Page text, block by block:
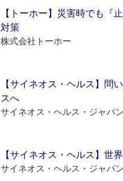
【トーホー】災害時でも
対策
株式会社トーホー
【サイネオス・ヘルス】問
スへ
サイネオス・ヘルス・ジャパ
【サイネオス・ヘルス】世
サイネオス・ヘルス・ジャパ